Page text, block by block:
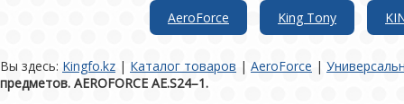
AeroForce King Tony
Вы здесь: Kingfo.kz | Каталог товаров | AeroForce |
предметов. AEROFORCE AE.S24–1.